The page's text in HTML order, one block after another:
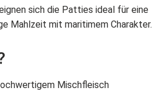
sich die Patties ideal für eine
Mahlzeit mit maritimem Charakter.
Mischfleisch